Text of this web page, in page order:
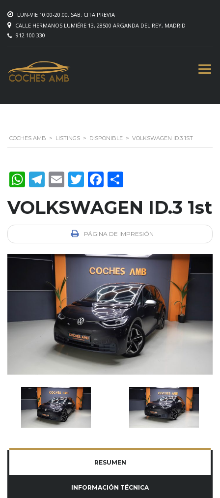
LUN-VIE 10:00-20:00, SAB: CITA PREVIA
CALLE HERMANOS LUMIÉRE 13, 28500 ARGANDA DEL REY, MADRID
912 100 330
COCHES AMB > LISTINGS > DISPONIBLE > VOLKSWAGEN ID.3 1ST
WhatsApp
Telegram
EmailTwitterFacebook
VOLKSWAGEN ID.3 1st
PÁGINA DE IMPRESIÓN
RESUMEN
INFORMACIÓN TÉCNICA